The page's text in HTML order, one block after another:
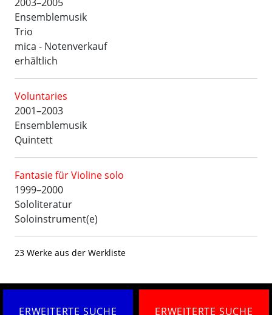
Ensemblemusik
Trio
mica - Notenverkauf
erhältlich
Voluntaries
2001–2003
Ensemblemusik
Quintett
Fantasie für Violine solo
1999–2000
Sololiteratur
Soloinstrument(e)
23 Werke aus der Werkliste
ERWEITERTE SUCHE ERWEITERTE SUCHE